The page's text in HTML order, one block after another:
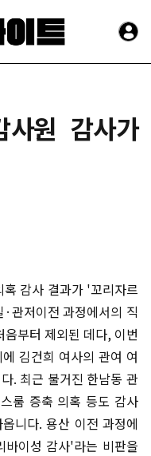
원 감사가
감사 결과가 '꼬리자르
관저이전 과정에서의 직
부터 제외된 데다, 이번
김건희 여사의 관여 여
. 최근 불거진 한남동 관
룸 증축 의혹 등도 감사
니다. 용산 이전 과정에
이성 감사'라는 비판을